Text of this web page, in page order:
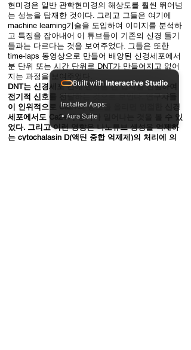
현미경은 일반 관학현미경의 해상도를 훨씬 뛰어넘
는 성능을 탑재한 것이다. 그리고 그들은 여기에
machine learning기술을 도입하여 이미지를 분석하
고 특징을 잡아내어 이 튜브들이 기존의 신경 돌기
들과는 다르다는 것을 보여주었다. 그들은 또한
time-laps 동영상으로 만들어 배양된 신경세포에서
분 단위 또는 시간 단위로 DNT가 만들어지고 없어
지는 과정을 보여주었다.
DNT는 신경세포 간에 전하를 띈 입자를 전달하여
전기적 신호를 전달하는 것으로 보인다. 연구자들
이 인위적으로 Ca2+의 농도를 올리면 인접한 신경
세포에서도 Ca2+의 증가가 일어나는 것을 볼 수 있
었다. 그리고 이런 영향은 나노튜브 생성을 억제하
는 cytochalasin D(액틴 중합 억제제)의 처리에 의
Built with Interactive Studio
Installed Apps:
• Aura Suite